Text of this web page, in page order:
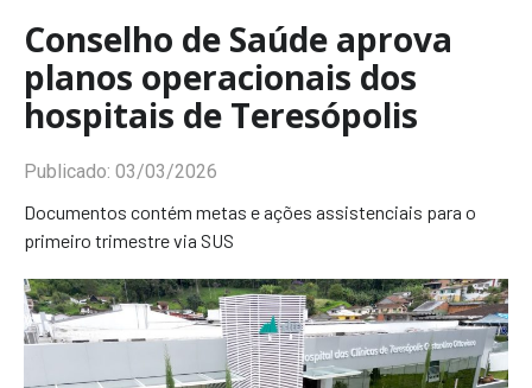
Conselho de Saúde aprova
planos operacionais dos
hospitais de Teresópolis
Publicado: 03/03/2026
Documentos contém metas e ações assistenciais para o
primeiro trimestre via SUS